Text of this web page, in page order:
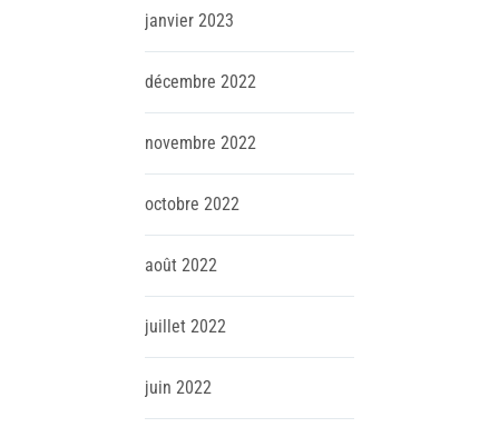
janvier 2023
décembre 2022
novembre 2022
octobre 2022
août 2022
juillet 2022
juin 2022